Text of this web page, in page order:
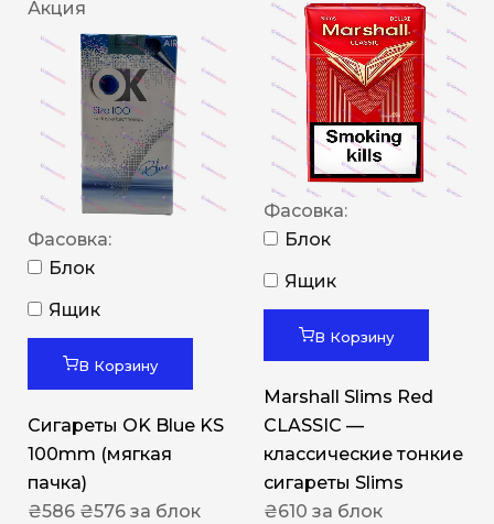
Акция
Фасовка:
Блок
Ящик
В Корзину
Сигареты OK Blue KS
100mm (мягкая
пачка)
₴586 ₴576 за блок
Фасовка:
Блок
Ящик
В Корзину
Marshall Slims Red
CLASSIC —
классические тонкие
сигареты Slims
₴610 за блок